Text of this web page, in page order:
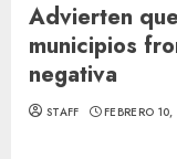
Advierten
municipios
negativa
STAFF FEBRERO